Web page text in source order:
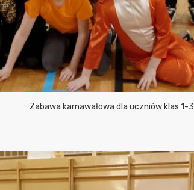
Zabawa karnawałowa dla uczniów klas 1-3